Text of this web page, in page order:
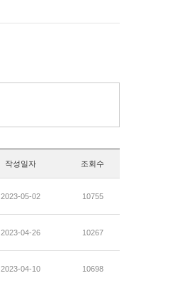
작성일자 조회수
2023-05-02 10755
2023-04-26 10267
2023-04-10 10698